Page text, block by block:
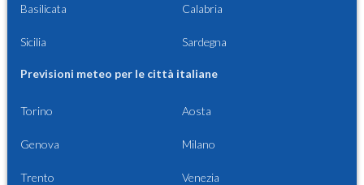
Basilicata Calabria
Sicilia Sardegna
Previsioni meteo per le città italiane
Torino Aosta
Genova Milano
Trento Venezia